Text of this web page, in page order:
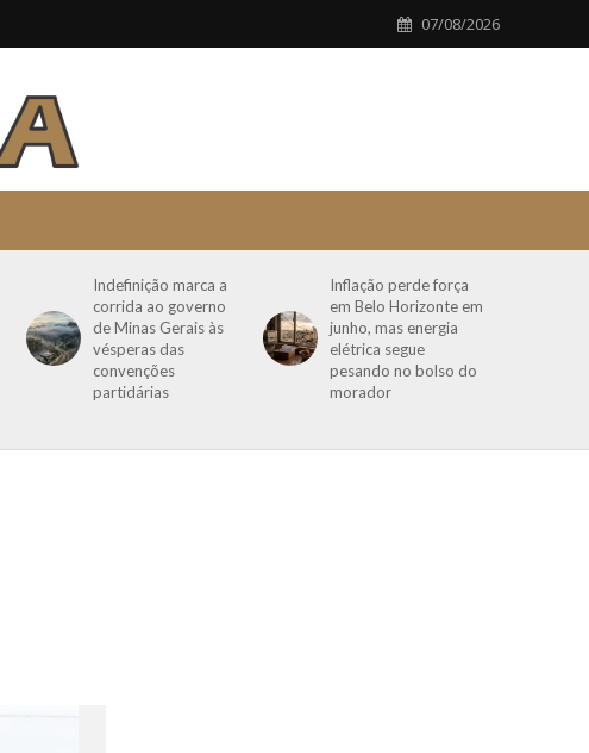
07/08/2026
Indefinição marca a
corrida ao governo
de Minas Gerais às
vésperas das
convenções
partidárias
Inflação perde força
em Belo Horizonte em
junho, mas energia
elétrica segue
pesando no bolso do
morador